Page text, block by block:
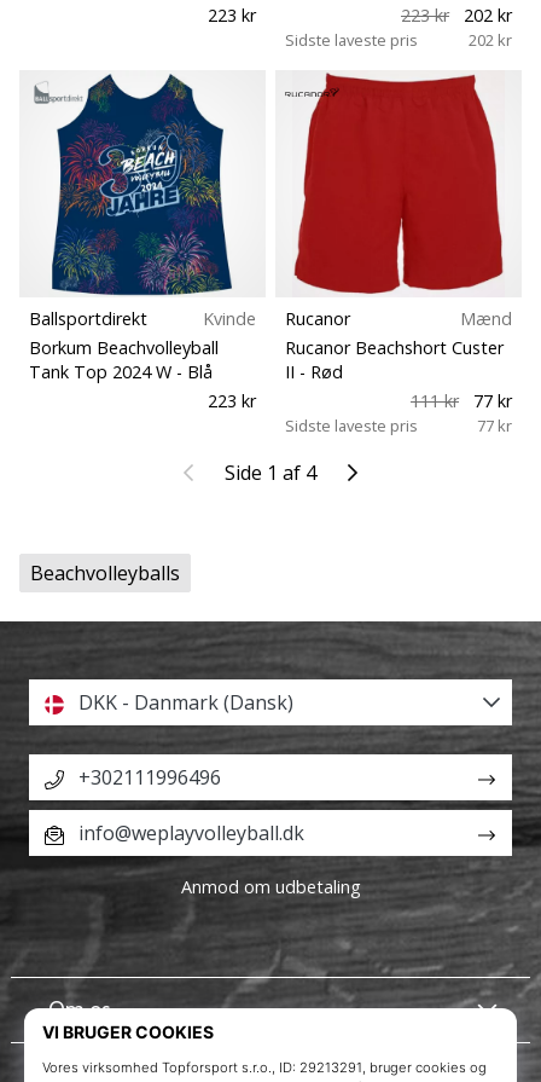
223 kr
223 kr
202 kr
Sidste laveste pris 202 kr
Ballsportdirekt
Kvinde
Borkum Beachvolleyball
Tank Top 2024 W - Blå
223 kr
Rucanor
Mænd
Rucanor Beachshort Custer
II - Rød
111 kr
77 kr
Sidste laveste pris 77 kr
TidligereSide 1 af 4 Næste
Beachvolleyballs
Om os
Kundeservice
DKK - Danmark (Dansk)
+302111996496
info@weplayvolleyball.dk
Anmod om udbetaling